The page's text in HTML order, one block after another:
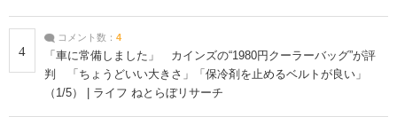
4
コメント数： 4
「車に常備しました」 カインズの“1980円クーラーバッグ”が評
判 「ちょうどいい大きさ」「保冷剤を止めるベルトが良い」
（1/5） | ライフ ねとらぼリサーチ